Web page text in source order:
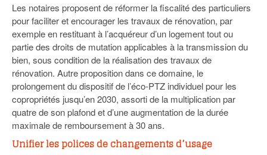
Les notaires proposent de réformer la fiscalité des particuliers
pour faciliter et encourager les travaux de rénovation, par
exemple en restituant à l’acquéreur d’un logement tout ou
partie des droits de mutation applicables à la transmission du
bien, sous condition de la réalisation des travaux de
rénovation. Autre proposition dans ce domaine, le
prolongement du dispositif de l’éco-PTZ individuel pour les
copropriétés jusqu’en 2030, assorti de la multiplication par
quatre de son plafond et d’une augmentation de la durée
maximale de remboursement à 30 ans.
Unifier les polices de changements d’usage